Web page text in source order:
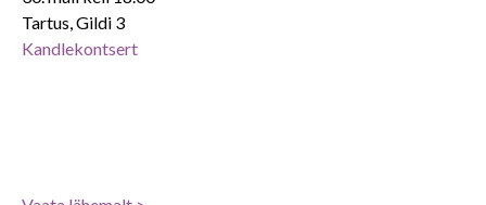
Tartus, Gildi 3
Kandlekontsert